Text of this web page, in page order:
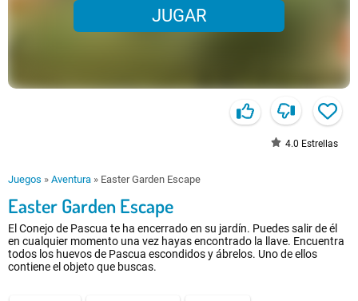
JUGAR
4.0 Estrellas
Juegos » Aventura » Easter Garden Escape
Easter Garden Escape
El Conejo de Pascua te ha encerrado en su jardín. Puedes salir de él
en cualquier momento una vez hayas encontrado la llave. Encuentra
todos los huevos de Pascua escondidos y ábrelos. Uno de ellos
contiene el objeto que buscas.